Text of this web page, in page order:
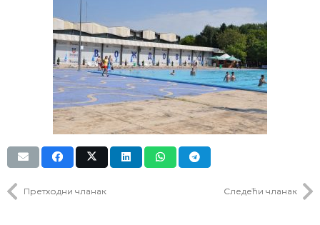
Претходни чланак Следећи чланак